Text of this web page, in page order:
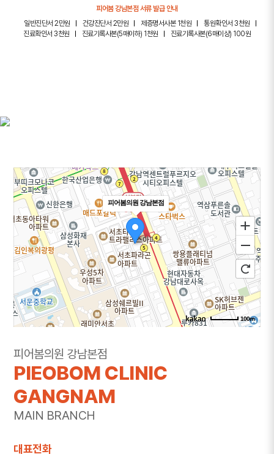
피어봄 강남본점 서류 발급 안내
일반진단서 2만원
건강진단서 2만원 제증명서사본 1천원
통원확인서 3천원
진료확인서 3천원
진료기록사본(5매이하) 1천원 진료기록사본(6매이상) 100원
피어봄의원 강남본점
100m
301~302호
전화
1644-8343
피어봄의원 강남본점
PIEOBOM CLINIC
GANGNAM
MAIN BRANCH
대표전화